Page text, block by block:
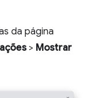
da página
> Mostrar